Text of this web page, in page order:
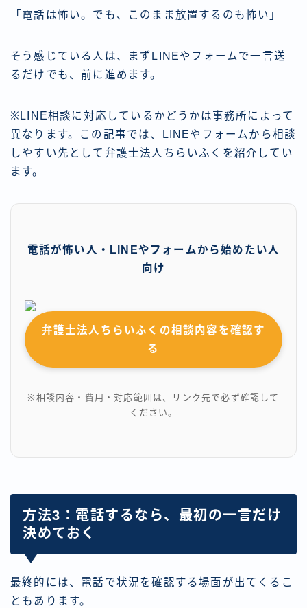
「電話は怖い。でも、このまま放置するのも怖い」
そう感じている人は、まずLINEやフォームで一言送
るだけでも、前に進めます。
※LINE相談に対応しているかどうかは事務所によって
異なります。この記事では、LINEやフォームから相談
しやすい先として弁護士法人ちらいふくを紹介してい
ます。
電話が怖い人・LINEやフォームから始めたい人
向け
弁護士法人ちらいふくの相談内容を確認す
る
※相談内容・費用・対応範囲は、リンク先で必ず確認して
ください。
方法3：電話するなら、最初の一言だけ
決めておく
最終的には、電話で状況を確認する場面が出てくるこ
ともあります。